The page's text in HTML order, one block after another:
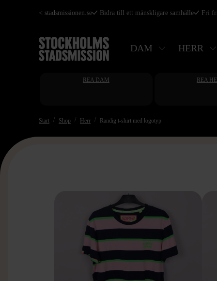
Hoppa
huvudinnehåll
< stadsmissionen.se Bidra till ett mänskligare samhälle Fri
DAM HERR
REA DAM REA
Start Shop Herr Randig t-shirt med logotyp